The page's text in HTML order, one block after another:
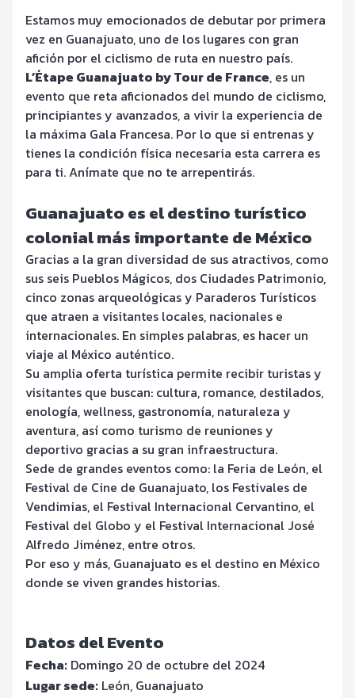
Estamos muy emocionados de debutar por primera
vez en Guanajuato, uno de los lugares con gran
afición por el ciclismo de ruta en nuestro país.
L’Étape Guanajuato by Tour de France, es un
evento que reta aficionados del mundo de ciclismo,
principiantes y avanzados, a vivir la experiencia de
la máxima Gala Francesa. Por lo que si entrenas y
tienes la condición física necesaria esta carrera es
para ti. Anímate que no te arrepentirás.
Guanajuato es el destino turístico
colonial más importante de México
Gracias a la gran diversidad de sus atractivos, como
sus seis Pueblos Mágicos, dos Ciudades Patrimonio,
cinco zonas arqueológicas y Paraderos Turísticos
que atraen a visitantes locales, nacionales e
internacionales. En simples palabras, es hacer un
viaje al México auténtico.
Su amplia oferta turística permite recibir turistas y
visitantes que buscan: cultura, romance, destilados,
enología, wellness, gastronomía, naturaleza y
aventura, así como turismo de reuniones y
deportivo gracias a su gran infraestructura.
Sede de grandes eventos como: la Feria de León, el
Festival de Cine de Guanajuato, los Festivales de
Vendimias, el Festival Internacional Cervantino, el
Festival del Globo y el Festival Internacional José
Alfredo Jiménez, entre otros.
Por eso y más, Guanajuato es el destino en México
donde se viven grandes historias.
Datos del Evento
Fecha: Domingo 20 de octubre del 2024
Lugar sede: León, Guanajuato